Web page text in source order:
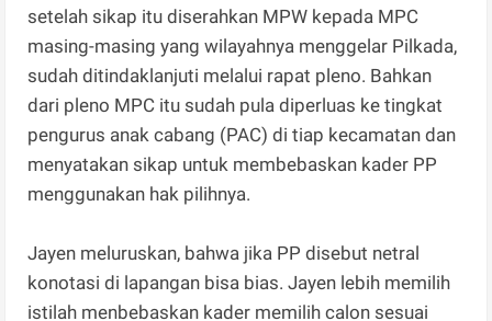
setelah sikap itu diserahkan MPW kepada MPC
masing-masing yang wilayahnya menggelar Pilkada,
sudah ditindaklanjuti melalui rapat pleno. Bahkan
dari pleno MPC itu sudah pula diperluas ke tingkat
pengurus anak cabang (PAC) di tiap kecamatan dan
menyatakan sikap untuk membebaskan kader PP
menggunakan hak pilihnya.
Jayen meluruskan, bahwa jika PP disebut netral
konotasi di lapangan bisa bias. Jayen lebih memilih
istilah menbebaskan kader memilih calon sesuai